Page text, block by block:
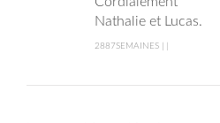
Nathalie et Lucas.
2887SEMAINES | |